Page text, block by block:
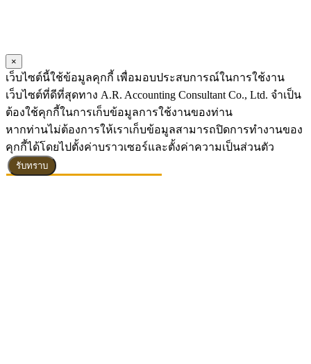
×
เว็บไซต์นี้ใช้ข้อมูลคุกกี้ เพื่อมอบประสบการณ์ในการใช้งาน
เว็บไซต์ที่ดีที่สุดทาง A.R. Accounting Consultant Co., Ltd. จำเป็น
ต้องใช้คุกกี้ในการเก็บข้อมูลการใช้งานของท่าน
หากท่านไม่ต้องการให้เราเก็บข้อมูลสามารถปิดการทำงานของ
คุกกี้ได้โดยไปตั้งค่าบราวเซอร์และตั้งค่าความเป็นส่วนตัว
รับทราบ